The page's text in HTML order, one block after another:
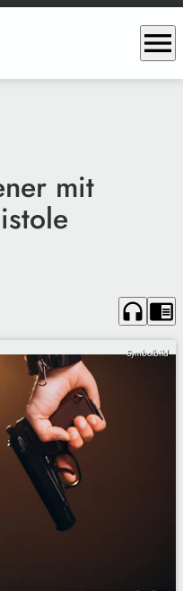
menu
mit
headphones chrome_reader_mode
Symbolbild